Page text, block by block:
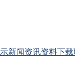
新闻资讯资料下载